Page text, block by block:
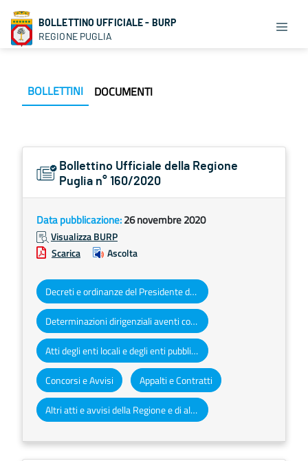
BOLLETTINO UFFICIALE - BURP
REGIONE PUGLIA
BOLLETTINI DOCUMENTI
Bollettino Ufficiale della Regione
Puglia n° 160/2020
Data pubblicazione:26 novembre 2020
Visualizza BURP
Scarica
Ascolta
Decreti e ordinanze del Presidente della Giunta regionale
Determinazioni dirigenziali aventi contenuto di interesse generale
Atti degli enti locali e degli enti pubblici e privati
Concorsi e Avvisi Appalti e Contratti
Altri atti e avvisi della Regione e di altri enti pubblici che interessano la collettività regionale